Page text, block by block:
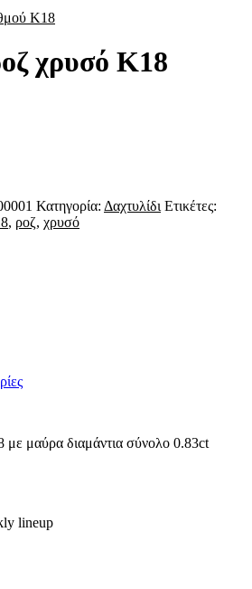
Κ18
χρυσό Κ18
Κατηγορία: Δαχτυλίδι Ετικέτες:
, ροζ, χρυσό
με μαύρα διαμάντια σύνολο 0.83ct
lineup